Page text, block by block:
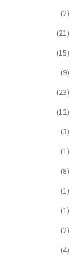
(2)
(21)
(15)
(9)
(23)
(12)
(3)
(1)
(8)
(1)
(1)
(2)
(4)